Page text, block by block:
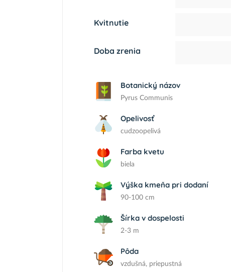
Kvitnutie
Doba zrenia
Botanický názov
Pyrus Communis
Opelivosť
cudzoopelivá
Farba kvetu
biela
Výška kmeňa pri dodaní
90-100 cm
Šírka v dospelosti
2-3 m
Pôda
vzdušná, priepustná